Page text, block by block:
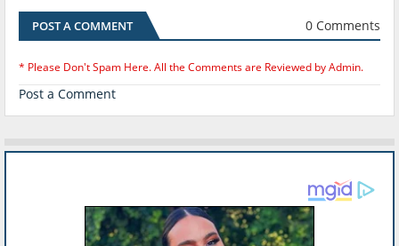
POST A COMMENT 0 Comments
* Please Don't Spam Here. All the Comments are Reviewed by Admin.
Post a Comment